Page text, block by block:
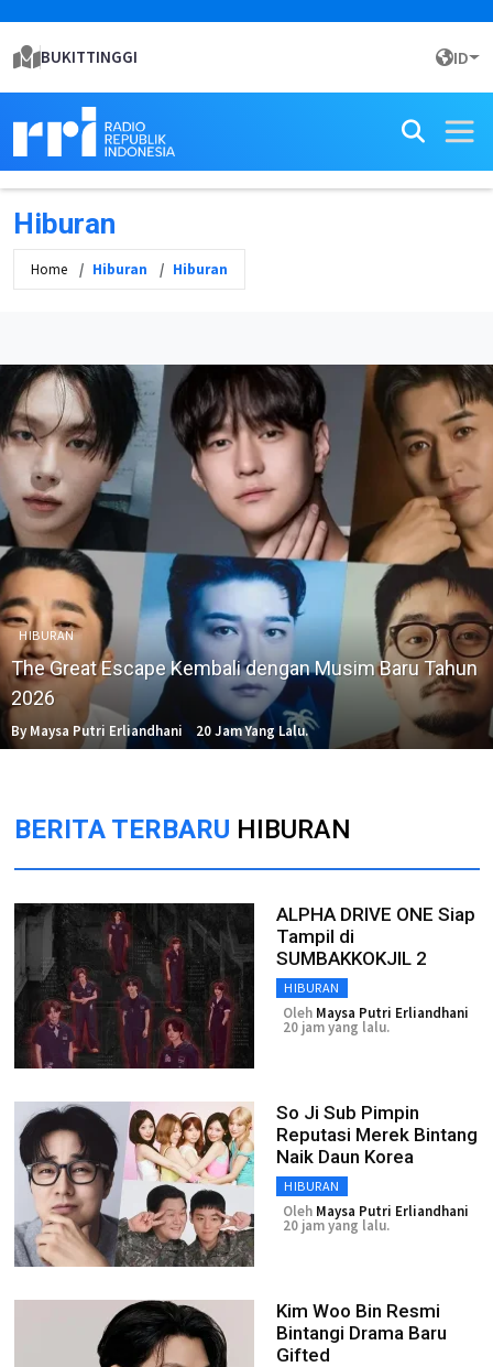
BUKITTINGGI ID
Hiburan
Home Hiburan Hiburan
HIBURAN
The Great Escape Kembali dengan Musim Baru Tahun
2026
By Maysa Putri Erliandhani 20 Jam Yang Lalu.
BERITA TERBARU HIBURAN
ALPHA DRIVE ONE Siap
Tampil di
SUMBAKKOKJIL 2
HIBURAN
Oleh Maysa Putri Erliandhani
20 jam yang lalu.
So Ji Sub Pimpin
Reputasi Merek Bintang
Naik Daun Korea
HIBURAN
Oleh Maysa Putri Erliandhani
20 jam yang lalu.
Kim Woo Bin Resmi
Bintangi Drama Baru
Gifted